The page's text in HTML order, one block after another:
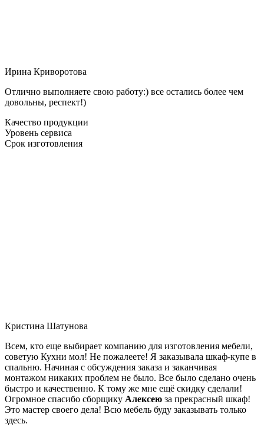
Ирина Криворотова
Отлично выполняете свою работу:) все остались более чем
довольны, респект!)
Качество продукции
Уровень сервиса
Срок изготовления
Кристина Шатунова
Всем, кто еще выбирает компанию для изготовления мебели,
советую Кухни мол! Не пожалеете! Я заказывала шкаф-купе в
спальню. Начиная с обсуждения заказа и заканчивая
монтажом никаких проблем не было. Все было сделано очень
быстро и качественно. К тому же мне ещё скидку сделали!
Огромное спасибо сборщику Алексею за прекрасный шкаф!
Это мастер своего дела! Всю мебель буду заказывать только
здесь.